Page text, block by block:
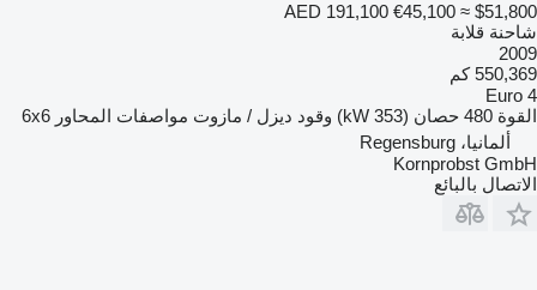
AED 191,100 €45,100 ≈ $51,800
شاحنة قلابة
2009
550,369 كم
Euro 4
القوة 480 حصان (353 kW) وقود ديزل / مازوت مواصفات المحاور 6x6
ألمانيا، Regensburg
Kornprobst GmbH
الاتصال بالبائع